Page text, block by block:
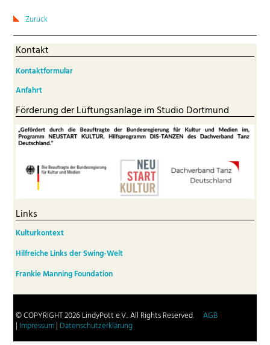
Zurück
Kontakt
Kontaktformular
Anfahrt
Förderung der Lüftungsanlage im Studio Dortmund
Links
Kulturkontext
Hilfreiche Links der Swing-Welt
Frankie Manning Foundation
© COPYRIGHT 2026 LindyPott e.V.. All Rights Reserved.AGB
| Impressum| Datenschutzerklärung